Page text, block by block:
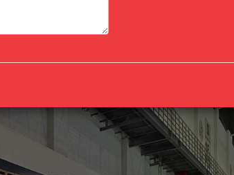
về thiết kế và sản xuất các sản phẩm
đã khẳng định vị thế của mình trong ngành
suất vượt trội, đáp ứng nhu cầu của các game